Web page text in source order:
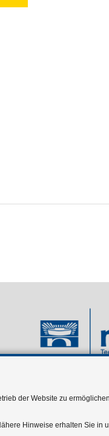
Niebling
Niebling.com
der Website zu
Hinweise erhalten Sie in